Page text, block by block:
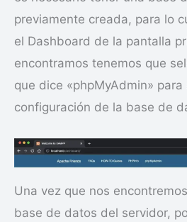
previamente creada, para lo
el Dashboard de la pantalla
encontramos tenemos que
que dice «phpMyAdmin»
configuración de la base de
Una vez que nos
base de datos del servidor,